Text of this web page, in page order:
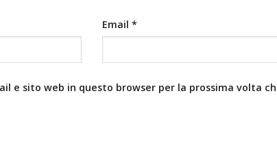
Email *
e sito web in questo browser per la prossima volta